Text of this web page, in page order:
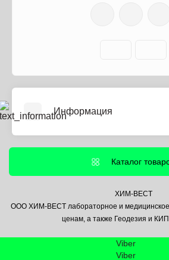
Информация
Информация о доставке
Политика безопасности
Контакты
Каталог
ХИМ-ВЕСТ
ООО ХИМ-ВЕСТ лабораторное и медицинское
ценам, а также Геодезия и
Viber
Viber